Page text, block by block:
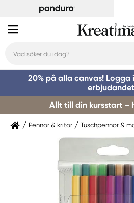
20% på alla canvas!
Allt till din kursstart –
Pennor & kritor Tuschpennor &